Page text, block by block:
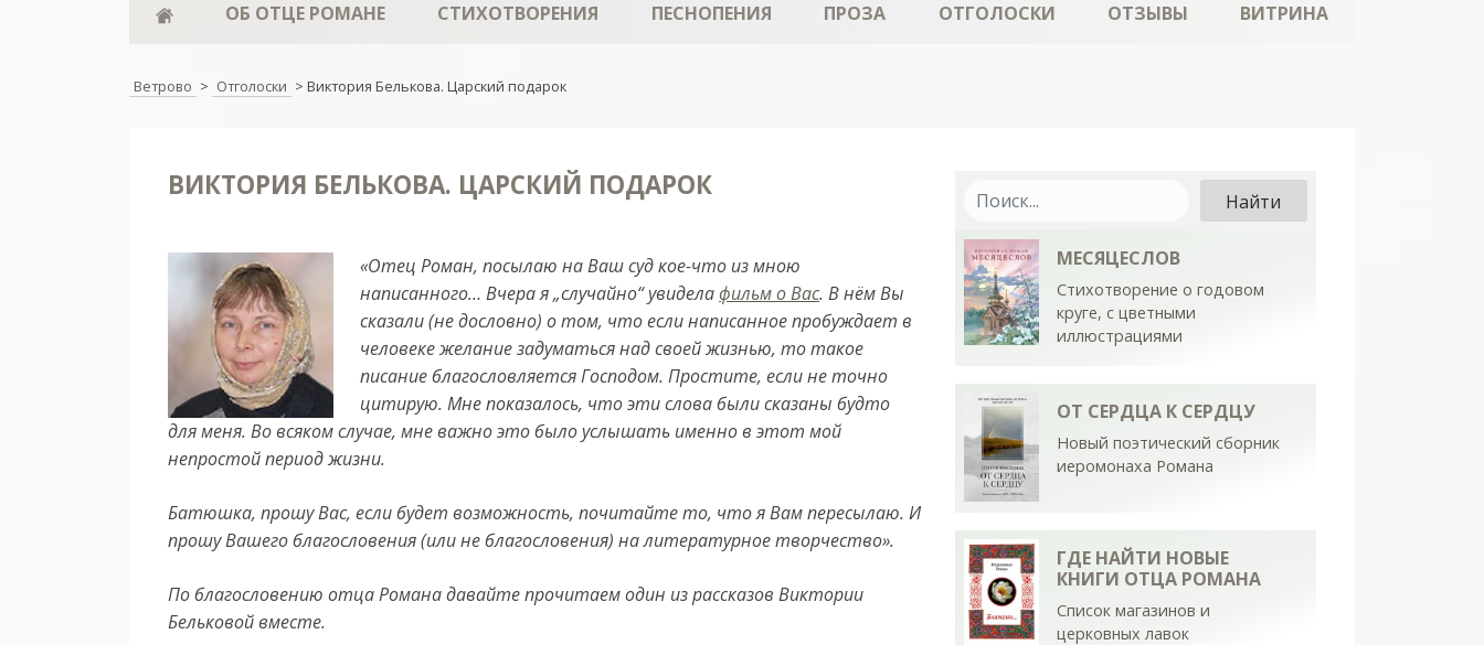
ОБ ОТЦЕ РОМАНЕ СТИХОТВОРЕНИЯ ПЕСНОПЕНИЯ ПРОЗА ОТГОЛОСКИ ОТЗЫВЫ ВИТРИНА
Ветрово > Отголоски > Виктория Белькова. Царский подарок
ВИКТОРИЯ БЕЛЬКОВА. ЦАРСКИЙ ПОДАРОК
«Отец Роман, посылаю на Ваш суд кое-что из мною
написанного… Вчера я „случайно“ увиделафильм о Вас. В нём Вы
сказали (не дословно) о том, что если написанное пробуждает в
человеке желание задуматься над своей жизнью, то такое
писание благословляется Господом. Простите, если не точно
цитирую. Мне показалось, что эти слова были сказаны будто
для меня. Во всяком случае, мне важно это было услышать именно в этот мой
непростой период жизни.
Батюшка, прошу Вас, если будет возможность, почитайте то, что я Вам пересылаю. И
прошу Вашего благословения (или не благословения) на литературное творчество».
По благословению отца Романа давайте прочитаем один из рассказов Виктории
Бельковой вместе.
МЕСЯЦЕСЛОВ
Стихотворение о годовом
круге, с цветными
иллюстрациями
ОТ СЕРДЦА К СЕРДЦУ
Новый поэтический сборник
иеромонаха Романа
ГДЕ НАЙТИ НОВЫЕ
КНИГИ ОТЦА РОМАНА
Список магазинов и
церковных лавок